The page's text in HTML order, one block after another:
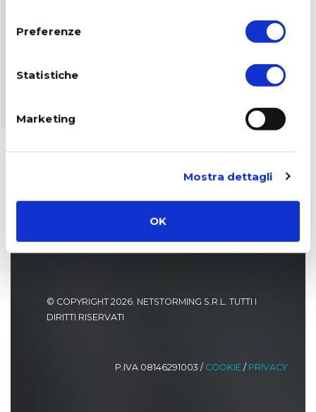
Preferenze
Statistiche
Marketing
Mostra dettagli
OK
© COPYRIGHT 2026. NETSTORMING S.R.L. TUTTI I
DIRITTI RISERVATI
P.IVA 08146291003 / COOKIE / PRIVACY